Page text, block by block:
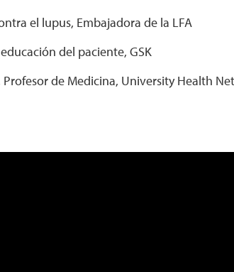
el lupus, Embajadora de la LFA
del paciente, GSK
de Medicina, University Health